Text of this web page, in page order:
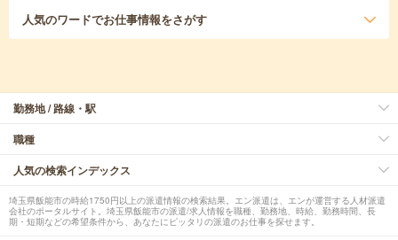
人気のワードでお仕事情報をさがす
勤務地 / 路線・駅
職種
人気の検索インデックス
埼玉県飯能市の時給1750円以上の派遣情報の検索結果。エン派遣は、エンが運営する人材派遣
会社のポータルサイト。埼玉県飯能市の派遣/求人情報を職種、勤務地、時給、勤務時間、長
期・短期などの希望条件から、あなたにピッタリの派遣のお仕事を探せます。